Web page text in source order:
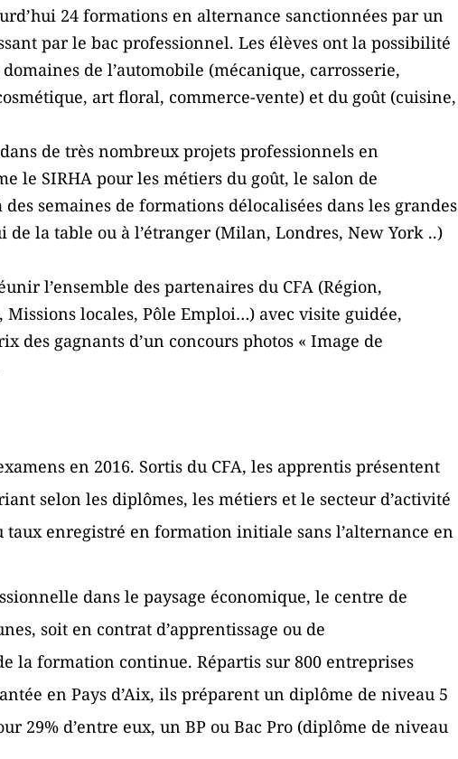
24 formations en alternance sanctionnées par un
par le bac professionnel. Les élèves ont la possibilité
de l’automobile (mécanique, carrosserie,
art floral, commerce-vente) et du goût (cuisine,
de très nombreux projets professionnels en
le SIRHA pour les métiers du goût, le salon de
semaines de formations délocalisées dans les grandes
la table ou à l’étranger (Milan, Londres, New York ..)
l’ensemble des partenaires du CFA (Région,
locales, Pôle Emploi…) avec visite guidée,
gagnants d’un concours photos « Image de
en 2016. Sortis du CFA, les apprentis présentent
selon les diplômes, les métiers et le secteur d’activité
enregistré en formation initiale sans l’alternance en
dans le paysage économique, le centre de
soit en contrat d’apprentissage ou de
la formation continue. Répartis sur 800 entreprises
en Pays d’Aix, ils préparent un diplôme de niveau 5
29% d’entre eux, un BP ou Bac Pro (diplôme de niveau